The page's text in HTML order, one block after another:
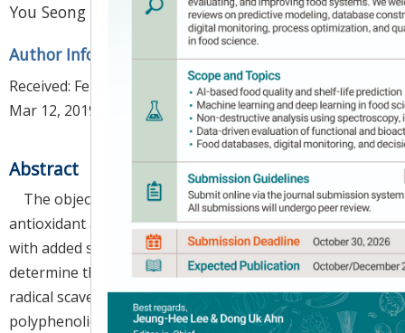
You Seong Ahn
Author Information & Copyright▼
Received: Feb 13, 2019 ; Revised:Mar 07, 2019; Accepted:
Mar 12, 2019
Abstract
The objective of this study was to evaluate the
antioxidant and anti-inflammatory activity of vinegar
with added sea tangle (
Laminaria japonica) (VAST). To
determine the antioxidant activity, DPPH and ABTS
radical scavenging activity, reducing power, and total
polyphenolic and flavonoid contents were evaluated.